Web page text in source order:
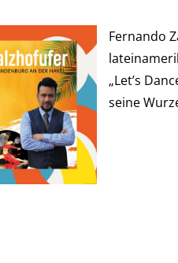
Fernando
„Let’s
seine